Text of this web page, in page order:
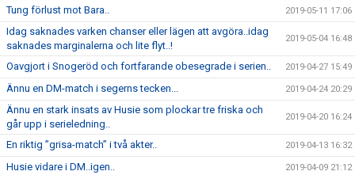
Tung förlust mot Bara.. 2019-05-11 17:06
Idag saknades varken chanser eller lägen att avgöra..idag
saknades marginalerna och lite flyt..!
2019-05-04 16:48
Oavgjort i Snogeröd och fortfarande obesegrade i serien.. 2019-04-27 15:49
Ännu en DM-match i segerns tecken... 2019-04-24 20:29
Ännu en stark insats av Husie som plockar tre friska och
går upp i serieledning..
2019-04-20 16:24
En riktig ”grisa-match” i två akter.. 2019-04-13 16:32
Husie vidare i DM..igen.. 2019-04-09 21:12